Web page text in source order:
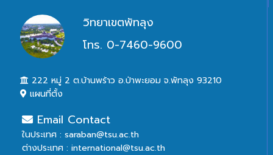
วิทยาเขตพัทลุง
โทร. 0-7460-9600
222 หมู่ 2 ต.บ้านพร้าว อ.ป่าพะยอม จ.พัทลุง 93210
แผนที่ตั้ง
Email Contact
ในประเทศ : saraban@tsu.ac.th
ต่างประเทศ : international@tsu.ac.th